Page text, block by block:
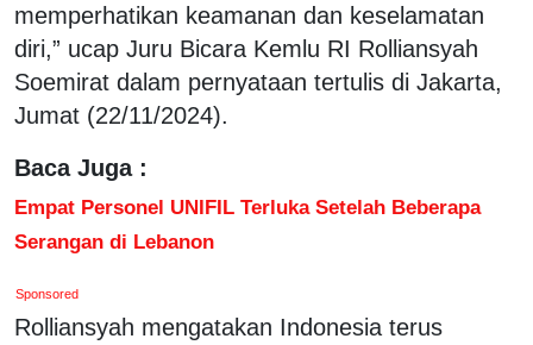
memperhatikan keamanan dan keselamatan
diri,” ucap Juru Bicara Kemlu RI Rolliansyah
Soemirat dalam pernyataan tertulis di Jakarta,
Jumat (22/11/2024).
Baca Juga :
Empat Personel UNIFIL Terluka Setelah Beberapa
Serangan di Lebanon
Sponsored
Rolliansyah mengatakan Indonesia terus